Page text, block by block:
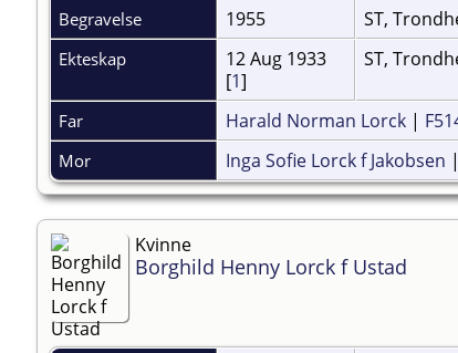
Begravelse 1955 ST,
Ekteskap
12 Aug 1933
[1]
ST,
Far Harald Norman Lorck |
Mor Inga Sofie Lorck f Jakobsen |
Kvinne
Borghild Henny Lorck f Ustad